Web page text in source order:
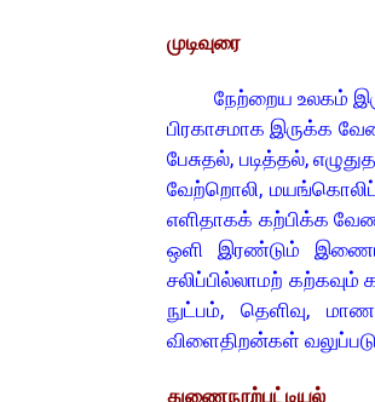
முடிவுரை
நேற்றைய உலகம்
பிரகாசமாக இருக்க
பேசுதல், படித்தல்,
வேற்றொலி, மயங்கொலிப்
எளிதாகக் கற்பிக்க
ஒளி இரண்டும்
சலிப்பில்லாமற்
நுட்பம், தெளிவு,
விளைதிறன்கள்
துணைநூற்பட்டியல்